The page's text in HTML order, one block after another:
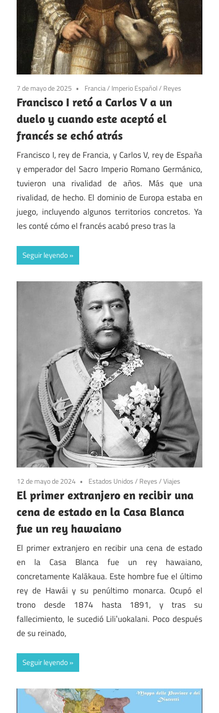
7 de mayo de 2025 Francia/ Imperio Español/ Reyes
Francisco I retó a Carlos V a un
duelo y cuando este aceptó el
francés se echó atrás
Francisco I, rey de Francia, y Carlos V, rey de España
y emperador del Sacro Imperio Romano Germánico,
tuvieron una rivalidad de años. Más que una
rivalidad, de hecho. El dominio de Europa estaba en
juego, incluyendo algunos territorios concretos. Ya
les conté cómo el francés acabó preso tras la
Seguir leyendo
12 de mayo de 2024 Estados Unidos/ Reyes/Viajes
El primer extranjero en recibir una
cena de estado en la Casa Blanca
fue un rey hawaiano
El primer extranjero en recibir una cena de estado
en la Casa Blanca fue un rey hawaiano,
concretamente Kalākaua. Este hombre fue el último
rey de Hawái y su penúltimo monarca. Ocupó el
trono desde 1874 hasta 1891, y tras su
fallecimiento, le sucedió Liliʻuokalani. Poco después
de su reinado,
Seguir leyendo